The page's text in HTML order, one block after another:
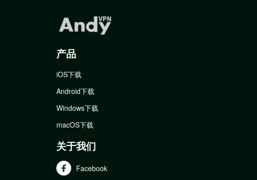
产品
iOS下载
Android下载
Windows下载
macOS下载
关于我们
Facebook